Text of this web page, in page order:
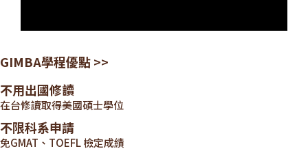
GIMBA學程優點 >>
不用出國修讀
在台修讀取得美國碩士學位
不限科系申請
免GMAT、TOEFL 檢定成績